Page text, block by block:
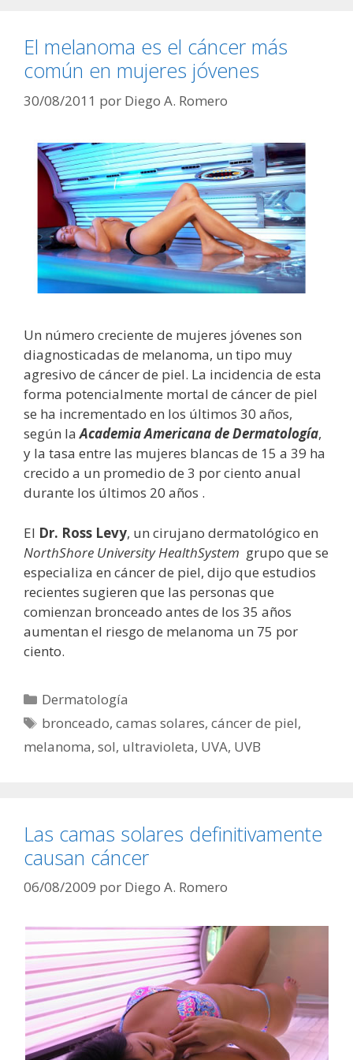
El melanoma es el cáncer más
común en mujeres jóvenes
30/08/2011 por Diego A. Romero
Un número creciente de mujeres jóvenes son
diagnosticadas de melanoma, un tipo muy
agresivo de cáncer de piel. La incidencia de esta
forma potencialmente mortal de cáncer de piel
se ha incrementado en los últimos 30 años,
según laAcademia Americana de Dermatología,
y la tasa entre las mujeres blancas de 15 a 39 ha
crecido a un promedio de 3 por ciento anual
durante los últimos 20 años .
El Dr. Ross Levy, un cirujano dermatológico en
NorthShore University HealthSystem grupo que se
especializa en cáncer de piel, dijo que estudios
recientes sugieren que las personas que
comienzan bronceado antes de los 35 años
aumentan el riesgo de melanoma un 75 por
ciento.
Categorías
Dermatología
Etiquetas
bronceado,camas solares,cáncer de piel,
melanoma, sol, ultravioleta, UVA, UVB
Las camas solares definitivamente
causan cáncer
06/08/2009 por Diego A. Romero